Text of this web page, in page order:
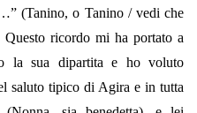
(Tanino, o Tanino / vedi che
ricordo mi ha portato a
la sua dipartita e ho voluto
saluto tipico di Agira e in tutta